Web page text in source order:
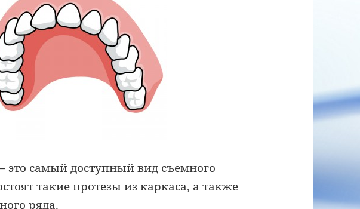
это самый доступный вид съемного
такие протезы из каркаса, а также
ряда.